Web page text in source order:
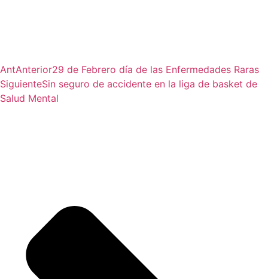
AntAnterior29 de Febrero día de las Enfermedades Raras
SiguienteSin seguro de accidente en la liga de basket de
Salud Mental